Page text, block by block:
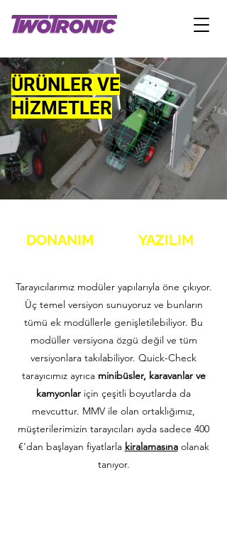
ÜRÜNLER VE
HİZMETLER
DONANIM YAZILIM
Tarayıcılarımız modüler yapılarıyla öne çıkıyor.
Üç temel versiyon sunuyoruz ve bunların
tümü ek modüllerle genişletilebiliyor. Bu
modüller versiyona özgü değil ve tüm
versiyonlara takılabiliyor. Quick-Check
tarayıcımız ayrıca minibüsler, karavanlar ve
kamyonlar için çeşitli boyutlarda da
mevcuttur. MMV ile olan ortaklığımız,
müşterilerimizin tarayıcıları ayda sadece 400
€'dan başlayan fiyatlarla kiralamasınaolanak
tanıyor.